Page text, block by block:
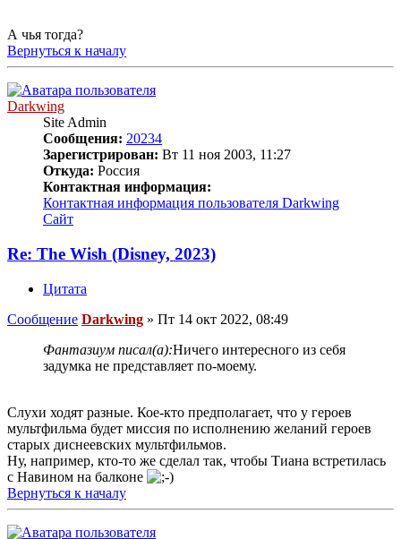
А чья тогда?
Вернуться к началу
Darkwing
Site Admin
Сообщения: 20234
Зарегистрирован: Вт 11 ноя 2003, 11:27
Откуда: Россия
Контактная информация:
Контактная информация пользователя Darkwing
Сайт
Re: The Wish (Disney, 2023)
Цитата
Сообщение Darkwing » Пт 14 окт 2022, 08:49
Фантазиум писал(а):Ничего интересного из себя
задумка не представляет по-моему.
Слухи ходят разные. Кое-кто предполагает, что у героев
мультфильма будет миссия по исполнению желаний героев
старых диснеевских мультфильмов.
Ну, например, кто-то же сделал так, чтобы Тиана встретилась
с Навином на балконе
Вернуться к началу